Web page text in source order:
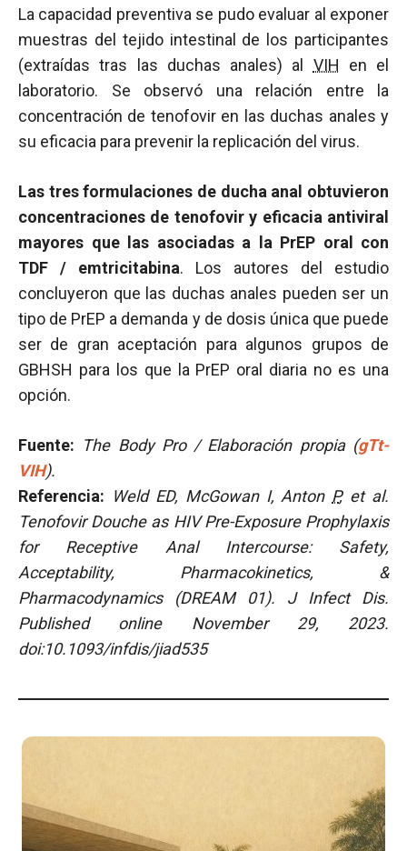
La capacidad preventiva se pudo evaluar al exponer
muestras del tejido intestinal de los participantes
(extraídas tras las duchas anales) al VIH en el
laboratorio. Se observó una relación entre la
concentración de tenofovir en las duchas anales y
su eficacia para prevenir la replicación del virus.
Las tres formulaciones de ducha anal obtuvieron
concentraciones de tenofovir y eficacia antiviral
mayores que las asociadas a la PrEP oral con
TDF / emtricitabina. Los autores del estudio
concluyeron que las duchas anales pueden ser un
tipo de PrEP a demanda y de dosis única que puede
ser de gran aceptación para algunos grupos de
GBHSH para los que la PrEP oral diaria no es una
opción.
Fuente: The Body Pro / Elaboración propia (gTt-
VIH).
Referencia: Weld ED, McGowan I, Anton P, et al.
Tenofovir Douche as HIV Pre-Exposure Prophylaxis
for Receptive Anal Intercourse: Safety,
Acceptability, Pharmacokinetics, &
Pharmacodynamics (DREAM 01). J Infect Dis.
Published online November 29, 2023.
doi:10.1093/infdis/jiad535